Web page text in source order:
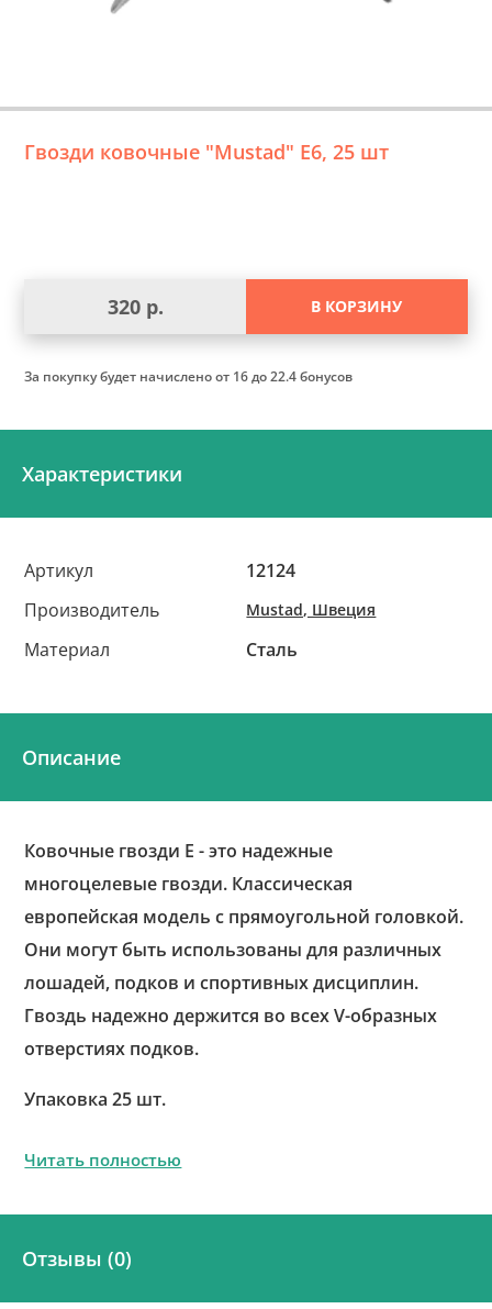
Гвозди ковочные "Mustad" Е6, 25 шт
320 р. В КОРЗИНУ
За покупку будет начисленоот 16 до 22.4 бонусов
Характеристики
Артикул
12124
Производитель
Mustad, Швеция
Материал Сталь
Описание
Ковочные гвозди Е - это надежные
многоцелевые гвозди. Классическая
европейская модель с прямоугольной головкой.
Они могут быть использованы для различных
лошадей, подков и спортивных дисциплин.
Гвоздь надежно держится во всех V-образных
отверстиях подков.
Упаковка 25 шт.
Читать полностью
Отзывы (0)